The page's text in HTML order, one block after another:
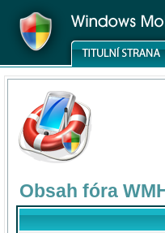
Obsah fóra